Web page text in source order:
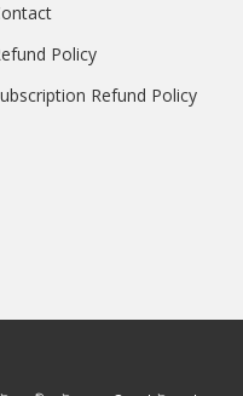
Policy
Refund Policy